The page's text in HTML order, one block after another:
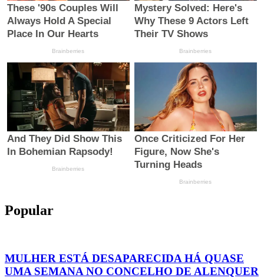
Popular
MULHER ESTÁ DESAPARECIDA HÁ QUASE
UMA SEMANA NO CONCELHO DE ALENQUER